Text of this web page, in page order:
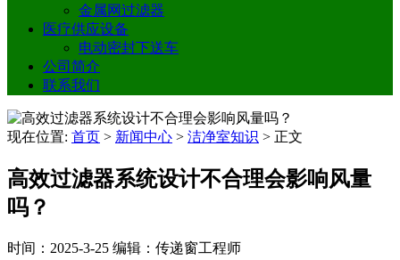
金属网过滤器
医疗供应设备
电动密封下送车
公司简介
联系我们
现在位置: 首页 > 新闻中心 > 洁净室知识 > 正文
高效过滤器系统设计不合理会影响风量
吗？
时间：2025-3-25 编辑：传递窗工程师